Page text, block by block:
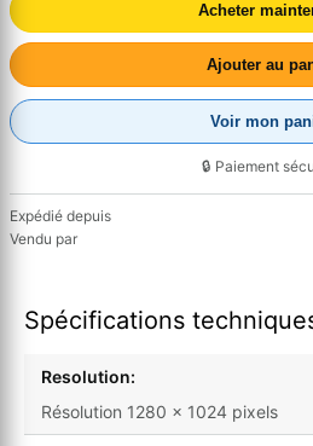
Acheter
Ajouter au
Voir mon
🔒 Paiement
Expédié depuis
Vendu par
Spécifications
Resolution:
Résolution 1280 x 1024 pixels